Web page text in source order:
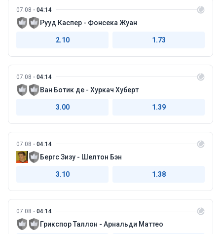
07.08 04:14
Рууд Каспер - Фонсека Жуан
2.10 1.73
07.08 04:14
Ван Ботик де - Хуркач Хуберт
3.00 1.39
07.08 04:14
Бергс Зизу - Шелтон Бэн
3.10 1.38
07.08 04:14
Грикспор Таллон - Арнальди Маттео